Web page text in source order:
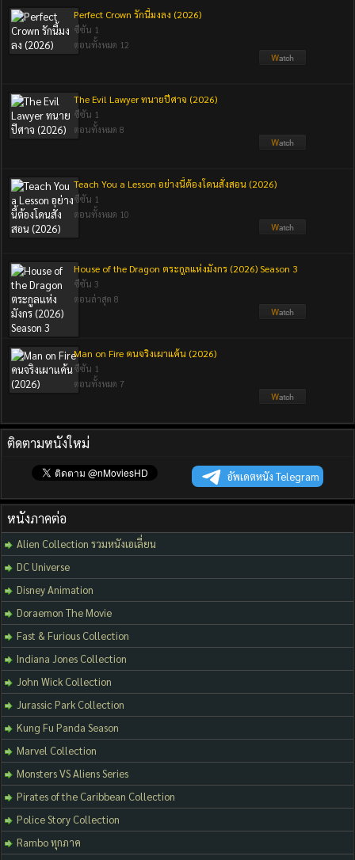
Perfect Crown รักนี้มงลง (2026)
ซีซัน 1
ตอนทั้งหมด 12
The Evil Lawyer ทนายปีศาจ (2026)
ซีซัน 1
ตอนทั้งหมด 8
Teach You a Lesson อย่างนี้ต้องโดนสั่งสอน (2026)
ซีซัน 1
ตอนทั้งหมด 10
House of the Dragon ตระกูลแห่งมังกร (2026) Season 3
ซีซัน 3
ตอนล่าสุด 8
Man on Fire คนจริงเผาแค้น (2026)
ซีซัน 1
ตอนทั้งหมด 7
ติดตามหนังใหม่
อัพเดตหนัง Telegram
หนังภาคต่อ
Alien Collection รวมหนังเอเลี่ยน
DC Universe
Disney Animation
Doraemon The Movie
Fast & Furious Collection
Indiana Jones Collection
John Wick Collection
Jurassic Park Collection
Kung Fu Panda Season
Marvel Collection
Monsters VS Aliens Series
Pirates of the Caribbean Collection
Police Story Collection
Rambo ทุกภาค